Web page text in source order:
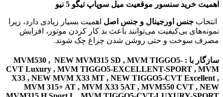
اهمیت خرید سنسور موقعیت میل سوپاپ تیگو 5 نیو
انتخاب جنس اورجینال و جنس اصل اهمیت بسیار زیادی دارد، زیرا
نمونه‌های بی‌کیفیت می‌توانند باعث بد کار کردن موتور، افزایش
مصرف سوخت و حتی روشن شدن چراغ چک شوند.
سازگار با : MVM530 , NEW MVM315 SD , MVM TIGGO5-
CVT Luxury , MVM TIGGO5-EXCELLENT-SPORT , MVM
X33 , NEW MVM X33 MT , NEW TIGGO5-CVT Excellent ,
MVM 315+ AT , MVM X33 5AT , MVM550 CVT , NEW